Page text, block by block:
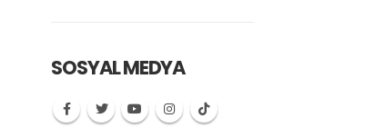
SOSYAL MEDYA